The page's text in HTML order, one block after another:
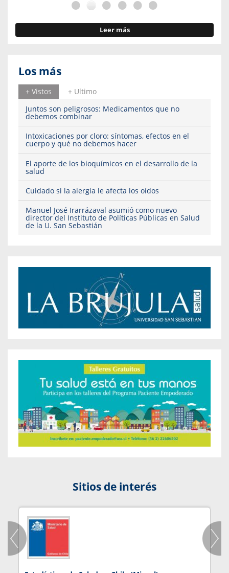
Leer más
Los más
+ Vistos
+ Ultimo
Juntos son peligrosos: Medicamentos que no
debemos combinar
Intoxicaciones por cloro: síntomas, efectos en el
cuerpo y qué no debemos hacer
El aporte de los bioquímicos en el desarrollo de la
salud
Cuidado si la alergia le afecta los oídos
Manuel José Irarrázaval asumió como nuevo
director del Instituto de Políticas Públicas en Salud
de la U. San Sebastián
Sitios de interés